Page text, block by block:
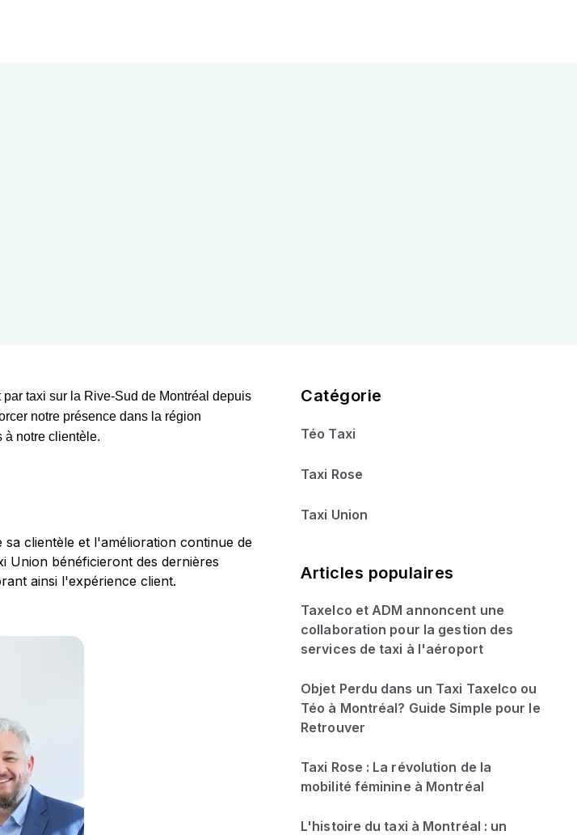
taxi sur la Rive-Sud de Montréal depuis
notre présence dans la région
à notre clientèle.
clientèle et l'amélioration continue de
Union bénéficieront des dernières
ainsi l'expérience client.
Catégorie
Téo Taxi
Taxi Rose
Taxi Union
Articles populaires
Taxelco et ADM annoncent une
collaboration pour la gestion des
services de taxi à l'aéroport
Objet Perdu dans un Taxi Taxelco ou
Téo à Montréal? Guide Simple pour le
Retrouver
Taxi Rose : La révolution de la
mobilité féminine à Montréal
L'histoire du taxi à Montréal : un